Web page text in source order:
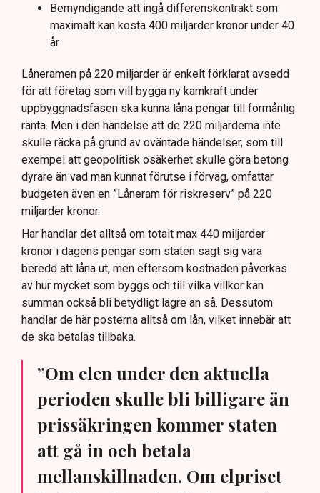
Bemyndigande att ingå differenskontrakt som
maximalt kan kosta 400 miljarder kronor under 40
år
Låneramen på 220 miljarder är enkelt förklarat avsedd
för att företag som vill bygga ny kärnkraft under
uppbyggnadsfasen ska kunna låna pengar till förmånlig
ränta. Men i den händelse att de 220 miljarderna inte
skulle räcka på grund av oväntade händelser, som till
exempel att geopolitisk osäkerhet skulle göra betong
dyrare än vad man kunnat förutse i förväg, omfattar
budgeten även en ”Låneram för riskreserv” på 220
miljarder kronor.
Här handlar det alltså om totalt max 440 miljarder
kronor i dagens pengar som staten sagt sig vara
beredd att låna ut, men eftersom kostnaden påverkas
av hur mycket som byggs och till vilka villkor kan
summan också bli betydligt lägre än så. Dessutom
handlar de här posterna alltså om lån, vilket innebär att
de ska betalas tillbaka.
”Om elen under den aktuella
perioden skulle bli billigare än
prissäkringen kommer staten
att gå in och betala
mellanskillnaden. Om elpriset